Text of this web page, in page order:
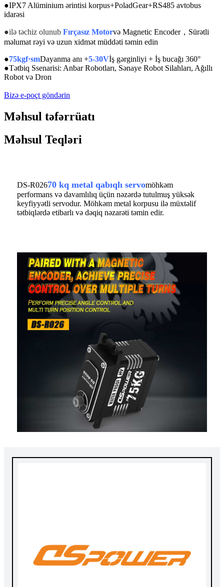
●IPX7 Alüminium ərintisi korpus+PoladGear+RS485 avtobus
idarəsi
●ilə təchiz olunub Fırçasız Motorvə Magnetic Encoder，Sürətli
məlumat rəyi və uzun xidmət müddəti təmin edin
●75kgf·smDayanma anı +5-30Vİş gərginliyi + İş bucağı 360°
●Tətbiq Ssenarisi: Anbar Robotları, Sənaye Robot Silahları, Ağıllı
Robot və Dron
Bizə e-poçt göndərin
Məhsul təfərrüatı
Məhsul Teqləri
DS-R02670 kq metal qabıqlı servomöhkəm
performans və davamlılıq üçün nəzərdə tutulmuş yüksək
keyfiyyətli servodur. Möhkəm metal korpusu ilə müxtəlif
tətbiqlərdə etibarlı və dəqiq nəzarəti təmin edir.